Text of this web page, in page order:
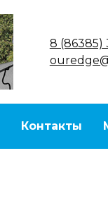
8 (86385)
Контакты